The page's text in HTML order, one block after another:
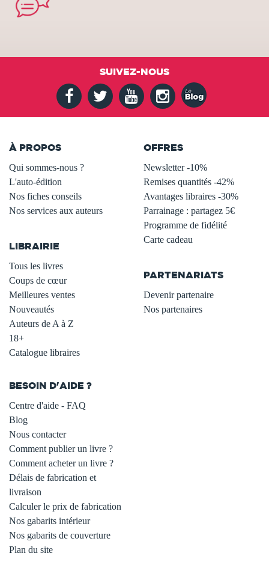
SUIVEZ-NOUS
À PROPOS
Qui sommes-nous ?
L'auto-édition
Nos fiches conseils
Nos services aux auteurs
LIBRAIRIE
Tous les livres
Coups de cœur
Meilleures ventes
Nouveautés
Auteurs de A à Z
18+
Catalogue libraires
OFFRES
Newsletter -10%
Remises quantités -42%
Avantages libraires -30%
Parrainage : partagez 5€
Programme de fidélité
Carte cadeau
PARTENARIATS
Devenir partenaire
Nos partenaires
BESOIN D'AIDE ?
Centre d'aide - FAQ
Blog
Nous contacter
Comment publier un livre ?
Comment acheter un livre ?
Délais de fabrication et
livraison
Calculer le prix de fabrication
Nos gabarits intérieur
Nos gabarits de couverture
Plan du site